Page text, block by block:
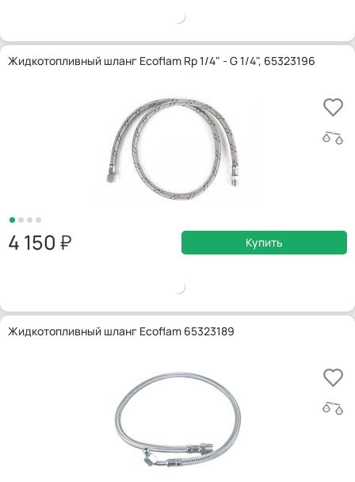
Жидкотопливный шланг Ecoflam Rp 1/4" - G 1/4", 65323196
4 150 Купить
Жидкотопливный шланг Ecoflam 65323189